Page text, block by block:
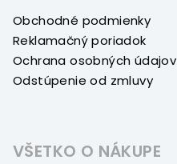
Obchodné podmienky
Reklamačný poriadok
Ochrana osobných údajov
Odstúpenie od zmluvy
VŠETKO O NÁKUPE